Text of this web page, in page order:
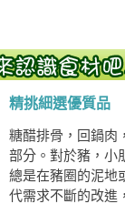
精挑細選優質品
糖醋排骨，回鍋肉
部分。對於豬，小
總是在豬圈的泥地
代需求不斷的改進